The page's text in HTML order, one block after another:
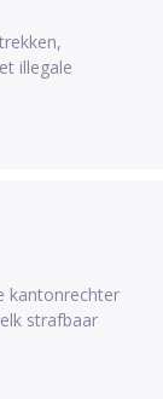
illegale
kantonrechter
strafbaar